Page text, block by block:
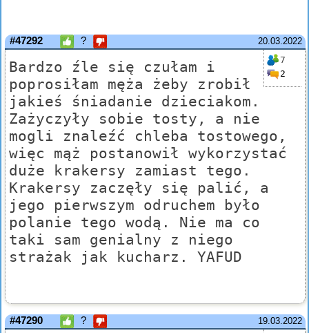
20.03.2022
#47292 ?
7
2
Bardzo źle się czułam i
poprosiłam męża żeby zrobił
jakieś śniadanie dzieciakom.
Zażyczyły sobie tosty, a nie
mogli znaleźć chleba tostowego,
więc mąż postanowił wykorzystać
duże krakersy zamiast tego.
Krakersy zaczęły się palić, a
jego pierwszym odruchem było
polanie tego wodą. Nie ma co
taki sam genialny z niego
strażak jak kucharz. YAFUD
19.03.2022
#47290 ?